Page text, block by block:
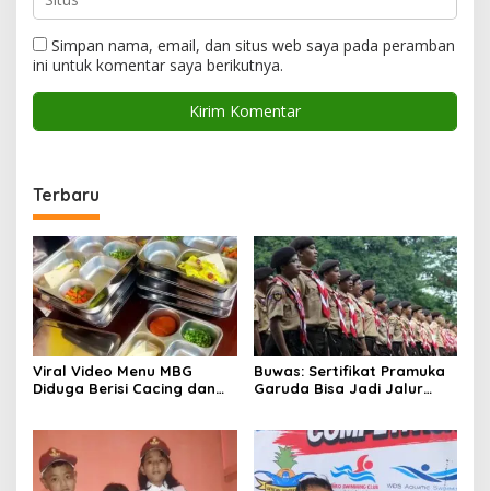
Simpan nama, email, dan situs web saya pada peramban
ini untuk komentar saya berikutnya.
Terbaru
Viral Video Menu MBG
Diduga Berisi Cacing dan
Buwas: Sertifikat Pramuka
Garuda Bisa Jadi Jalur